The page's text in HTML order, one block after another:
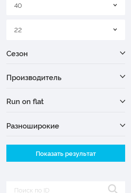
40
22
Сезон
Производитель
Run on flat
Разноширокие
Ширина
Показать результат